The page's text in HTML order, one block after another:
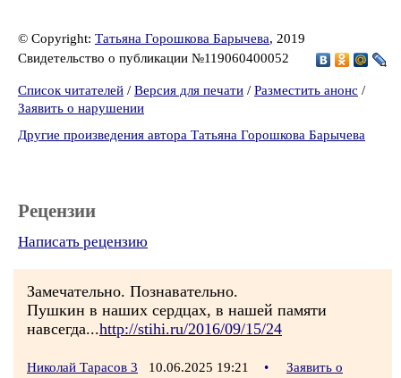
© Copyright: Татьяна Горошкова Барычева, 2019
Свидетельство о публикации №119060400052
Список читателей / Версия для печати / Разместить анонс /
Заявить о нарушении
Другие произведения автора Татьяна Горошкова Барычева
Рецензии
Написать рецензию
Замечательно. Познавательно.
Пушкин в наших сердцах, в нашей памяти
навсегда...http://stihi.ru/2016/09/15/24
Николай Тарасов 3 10.06.2025 19:21 •
Заявить о